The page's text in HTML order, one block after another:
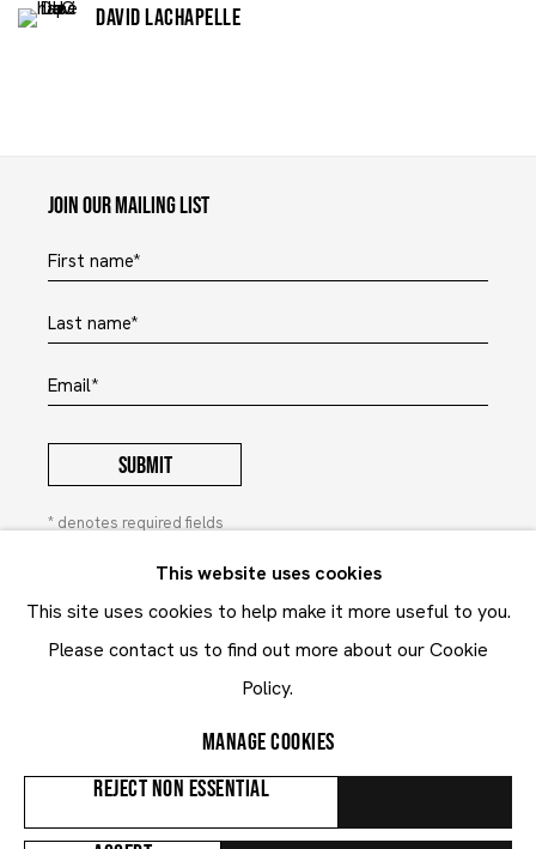
DAVID LACHAPELLE
Join our mailing list
First name *
Last name *
Email *
SUBMIT
* denotes required fields
personal data you have supplied to communicate with you in
accordance with ourPrivacy Policy. You can unsubscribe or
emails. This site is protected by reCAPTCHA and the Google:
Terms of Service
Privacy Policy Contact
Manage cookies
This website uses cookies
This site uses cookies to help make it more useful to you.
Please contact us to find out more about our Cookie
Policy.
MANAGE COOKIES
REJECT NON ESSENTIAL